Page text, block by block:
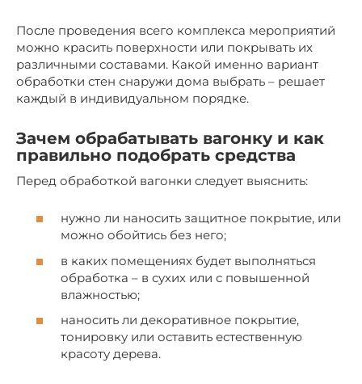
После проведения всего комплекса мероприятий
можно красить поверхности или покрывать их
различными составами. Какой именно вариант
обработки стен снаружи дома выбрать – решает
каждый в индивидуальном порядке.
Зачем обрабатывать вагонку и как
правильно подобрать средства
Перед обработкой вагонки следует выяснить:
нужно ли наносить защитное покрытие, или
можно обойтись без него;
в каких помещениях будет выполняться
обработка – в сухих или с повышенной
влажностью;
наносить ли декоративное покрытие,
тонировку или оставить естественную
красоту дерева.